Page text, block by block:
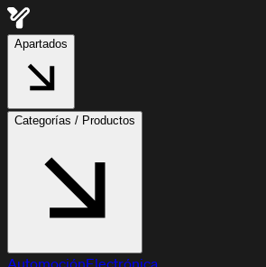
Apartados
Categorías / Productos
AutomociónElectrónica